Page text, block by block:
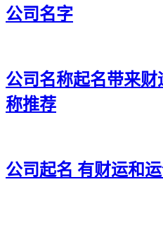
30、晟和、峻慧、慕伦、红森、
32、心莜、贝鑫、东新、赋多
33、镇霜、尧勇、瑞嘉、惟泰、
36、途庚、青喜、鼎途、思财
公司名字
公司名称起名带来
称推荐
公司起名 有财运和